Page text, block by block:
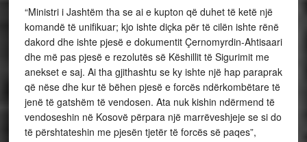
“Ministri i Jashtëm tha se ai e kupton që duhet të ketë një
komandë të unifikuar; kjo ishte diçka për të cilën ishte rënë
dakord dhe ishte pjesë e dokumentit Çernomyrdin-Ahtisaari
dhe më pas pjesë e rezolutës së Këshillit të Sigurimit me
anekset e saj. Ai tha gjithashtu se ky ishte një hap paraprak
që nëse dhe kur të bëhen pjesë e forcës ndërkombëtare të
jenë të gatshëm të vendosen. Ata nuk kishin ndërmend të
vendoseshin në Kosovë përpara një marrëveshjeje se si do
të përshtateshin me pjesën tjetër të forcës së paqes”,